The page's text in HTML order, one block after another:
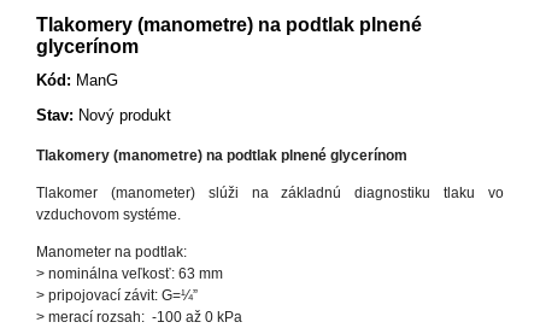
Tlakomery (manometre) na podtlak plnené
glycerínom
Kód: ManG
Stav: Nový produkt
Tlakomery (manometre) na podtlak plnené glycerínom
Tlakomer (manometer) slúži na základnú diagnostiku tlaku vo
vzduchovom systéme.
Manometer na podtlak:
> nominálna veľkosť: 63 mm
> pripojovací závit: G=¼”
> merací rozsah: -100 až 0 kPa